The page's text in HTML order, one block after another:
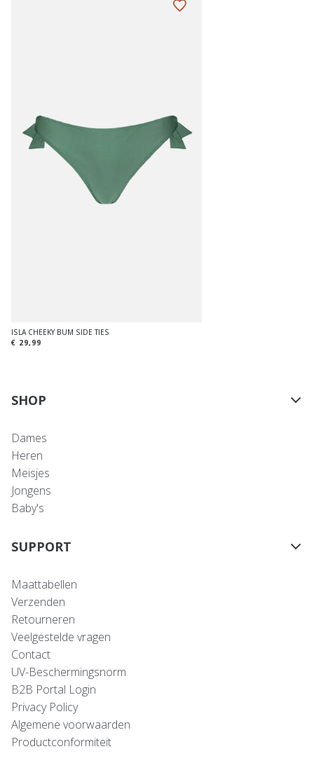
ISLA CHEEKY BUM SIDE TIES
€ 29,99
SHOP
Dames
Heren
Meisjes
Jongens
Baby's
SUPPORT
Maattabellen
Verzenden
Retourneren
Veelgestelde vragen
Contact
UV-Beschermingsnorm
B2B Portal Login
Privacy Policy
Algemene voorwaarden
Productconformiteit